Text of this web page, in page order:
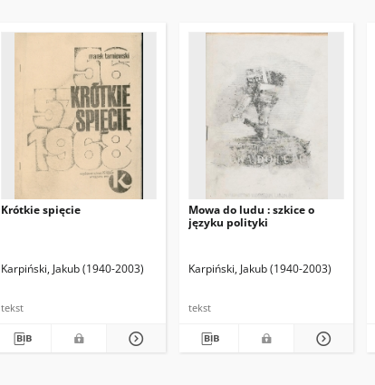
Krótkie spięcie
Karpiński, Jakub (1940-2003)
tekst
Mowa do ludu : szkice o
języku polityki
Karpiński, Jakub (1940-2003)
tekst